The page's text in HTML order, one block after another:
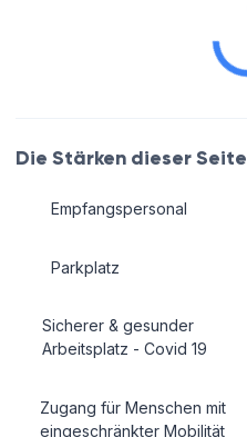
Die Stärken dieser Seite
Empfangspersonal
Parkplatz
Sicherer & gesunder
Arbeitsplatz - Covid 19
Zugang für Menschen mit
eingeschränkter Mobilität